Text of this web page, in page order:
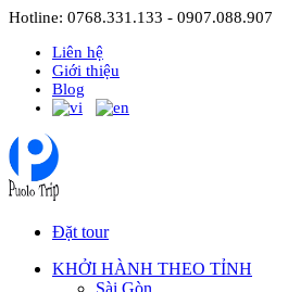
Hotline: 0768.331.133 - 0907.088.907
Liên hệ
Giới thiệu
Blog
Đặt tour
KHỞI HÀNH THEO TỈNH
Sài Gòn